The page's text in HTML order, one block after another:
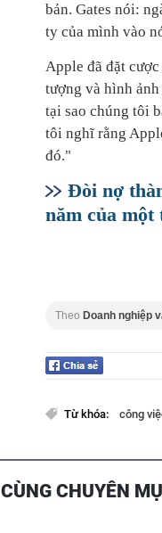
bản. Gates nói:
ty của mình vào
Apple đã đặt
tượng và hình
tại sao chúng tôi
tôi nghĩ rằng
đó."
Đòi nợ
năm của một
Theo Doanh nghiệp
Từ khóa: công
CÙNG CHUYÊN